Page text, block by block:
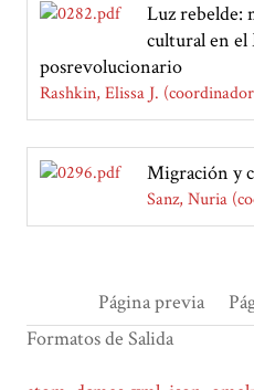
Luz rebelde:
cultural en
posrevolucionario
Rashkin, Elissa J.
Migración y
Sanz, Nuria
Página previa
Formatos de Salida